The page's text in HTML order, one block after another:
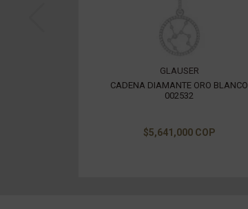
GLAUSER
CADENA DIAMANTE ORO BLANCO
002532
$5,641,000 COP